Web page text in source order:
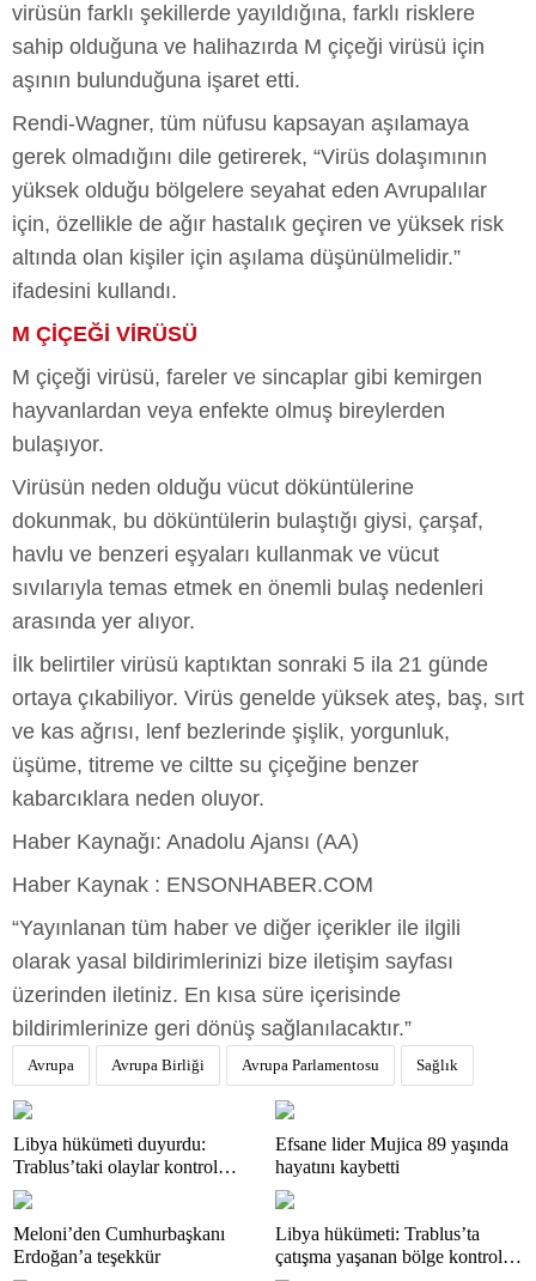
virüsün farklı şekillerde yayıldığına, farklı risklere
sahip olduğuna ve halihazırda M çiçeği virüsü için
aşının bulunduğuna işaret etti.
Rendi-Wagner, tüm nüfusu kapsayan aşılamaya
gerek olmadığını dile getirerek, “Virüs dolaşımının
yüksek olduğu bölgelere seyahat eden Avrupalılar
için, özellikle de ağır hastalık geçiren ve yüksek risk
altında olan kişiler için aşılama düşünülmelidir.”
ifadesini kullandı.
M ÇİÇEĞİ VİRÜSÜ
M çiçeği virüsü, fareler ve sincaplar gibi kemirgen
hayvanlardan veya enfekte olmuş bireylerden
bulaşıyor.
Virüsün neden olduğu vücut döküntülerine
dokunmak, bu döküntülerin bulaştığı giysi, çarşaf,
havlu ve benzeri eşyaları kullanmak ve vücut
sıvılarıyla temas etmek en önemli bulaş nedenleri
arasında yer alıyor.
İlk belirtiler virüsü kaptıktan sonraki 5 ila 21 günde
ortaya çıkabiliyor. Virüs genelde yüksek ateş, baş, sırt
ve kas ağrısı, lenf bezlerinde şişlik, yorgunluk,
üşüme, titreme ve ciltte su çiçeğine benzer
kabarcıklara neden oluyor.
Haber Kaynağı: Anadolu Ajansı (AA)
Haber Kaynak : ENSONHABER.COM
“Yayınlanan tüm haber ve diğer içerikler ile ilgili
olarak yasal bildirimlerinizi bize iletişim sayfası
üzerinden iletiniz. En kısa süre içerisinde
bildirimlerinize geri dönüş sağlanılacaktır.”
Avrupa Avrupa Birliği Avrupa Parlamentosu Sağlık
Libya hükümeti duyurdu:
Trablus’taki olaylar kontrol
altında
Efsane lider Mujica 89 yaşında
hayatını kaybetti
Meloni’den Cumhurbaşkanı
Erdoğan’a teşekkür
Libya hükümeti: Trablus’ta
çatışma yaşanan bölge kontrol